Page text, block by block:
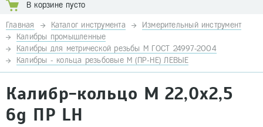
В корзине пусто
Главная Каталог инструмента
Измерительный инструмент
Калибры промышленные
Калибры для метрической резьбы М ГОСТ 24997-2004
Калибры - кольца резьбовые М (ПР-НЕ) ЛЕВЫЕ
Калибр-кольцо М 22,0х2,5
6g ПР LH